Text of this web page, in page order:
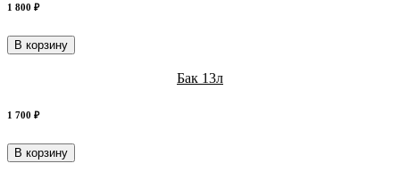
1 800 ₽
В корзину
Бак 13л
1 700 ₽
В корзину